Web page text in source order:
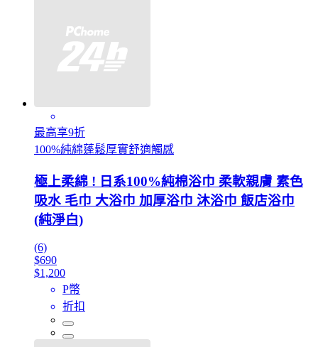
最高享9折
100%純綿蓬鬆厚實舒適觸感
極上柔綿 ! 日系100%純棉浴巾 柔軟親膚 素色
吸水 毛巾 大浴巾 加厚浴巾 沐浴巾 飯店浴巾
(純淨白)
(6)
$690
$1,200
P幣
折扣